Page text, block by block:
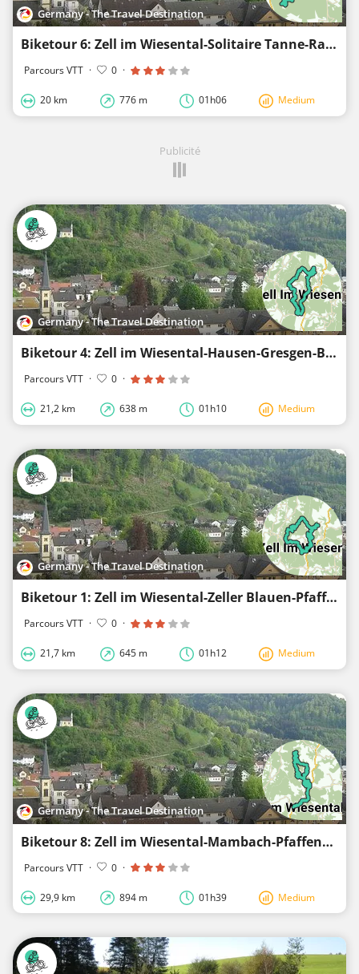
Germany - The Travel Destination
Biketour 6: Zell im Wiesental-Solitaire Tanne-Raitbacher Höhe-Freiatzenbach-Zell im Wiesental
Parcours VTT · 0 ·
20 km 776 m 01h06 Medium
Publicité
Germany - The Travel Destination
Biketour 4: Zell im Wiesental-Hausen-Gresgen-Blauener Ebene-Zell im Wiesental
Parcours VTT · 0 ·
21,2 km 638 m 01h10 Medium
Germany - The Travel Destination
Biketour 1: Zell im Wiesental-Zeller Blauen-Pfaffenberg-Zell im Wiesental
Parcours VTT · 0 ·
21,7 km 645 m 01h12 Medium
Germany - The Travel Destination
Biketour 8: Zell im Wiesental-Mambach-Pfaffenberg-Fröhnd-Maria Frieden-Mambach-Zell im Wiesental
Parcours VTT · 0 ·
29,9 km 894 m 01h39 Medium